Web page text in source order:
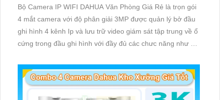
Bộ Camera IP WIFI DAHUA Văn Phòng Giá Rẻ là trọn gói
4 mắt camera với độ phân giải 3MP được quản lý bở đầu
ghi hình 4 kênh Ip và lưu trữ video giám sát tập trung về ổ
cứng trong đầu ghi hình với đầy đủ các chưc năng như AI
giám sát có màu vào ban đêm